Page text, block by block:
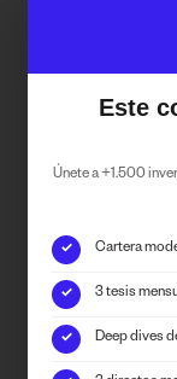
admin
Puedes
Este
Únete a +1.500
✓ Cartera
✓ 3 tesis
✓ Deep dives